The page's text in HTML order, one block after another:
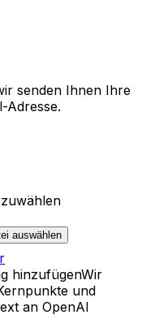
senden Ihnen Ihre
Adresse.
auswählen
hinzufügenWir
und
an OpenAI